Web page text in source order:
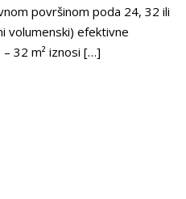
površinom poda 24, 32 ili
volumenski) efektivne
– 32 m² iznosi […]